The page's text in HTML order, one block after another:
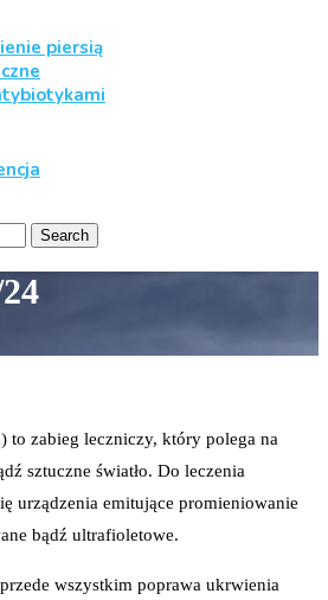
piersią
Search
to zabieg leczniczy, który polega na
sztuczne światło. Do leczenia
urządzenia emitujące promieniowanie
bądź ultrafioletowe.
wszystkim poprawa ukrwienia